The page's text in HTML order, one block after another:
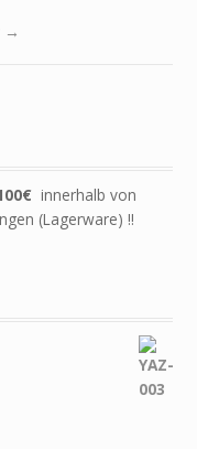
→
innerhalb von
(Lagerware) !!